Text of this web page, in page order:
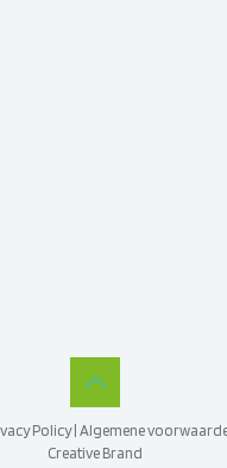
Policy| Algemene
Creative Brand